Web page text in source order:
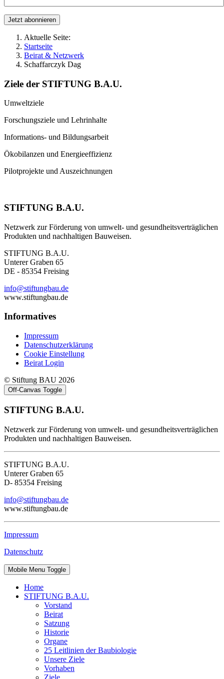
Aktuelle Seite:
Startseite
Beirat & Netzwerk
Schaffarczyk Dag
Ziele der STIFTUNG B.A.U.
Umweltziele
Forschungsziele und Lehrinhalte
Informations- und Bildungsarbeit
Ökobilanzen und Energieeffizienz
Pilotprojekte und Auszeichnungen
STIFTUNG B.A.U.
Netzwerk zur Förderung von umwelt- und gesundheitsverträglichen
Produkten und nachhaltigen Bauweisen.
STIFTUNG B.A.U.
Unterer Graben 65
DE - 85354 Freising
info@stiftungbau.de
www.stiftungbau.de
Informatives
Impressum
Datenschutzerklärung
Cookie Einstellung
Beirat Login
© Stiftung BAU 2026
Off-Canvas Toggle
STIFTUNG B.A.U.
Netzwerk zur Förderung von umwelt- und gesundheitsverträglichen
Produkten und nachhaltigen Bauweisen.
STIFTUNG B.A.U.
Unterer Graben 65
D- 85354 Freising
info@stiftungbau.de
www.stiftungbau.de
Impressum
Datenschutz
Mobile Menu Toggle
Home
STIFTUNG B.A.U.
Vorstand
Beirat
Satzung
Historie
Organe
25 Leitlinien der Baubiologie
Unsere Ziele
Vorhaben
Ziele